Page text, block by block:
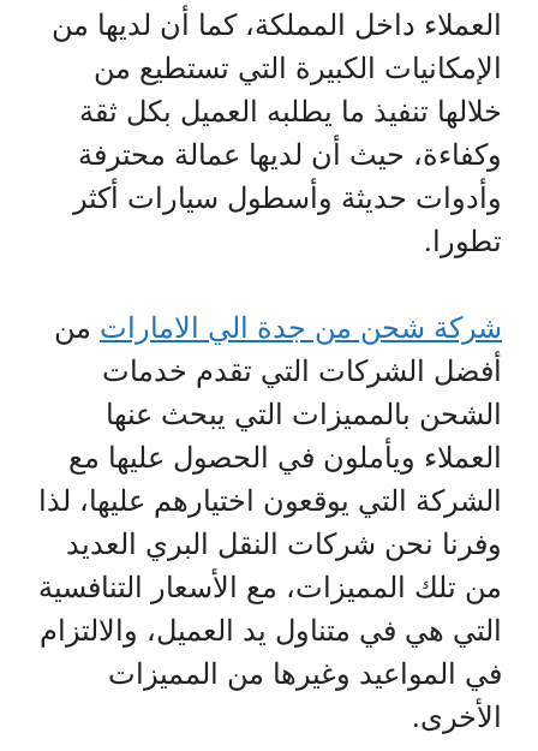
العملاء داخل المملكة، كما أن لديها من
الإمكانيات الكبيرة التي تستطيع من
خلالها تنفيذ ما يطلبه العميل بكل ثقة
وكفاءة، حيث أن لديها عمالة محترفة
وأدوات حديثة وأسطول سيارات أكثر
تطورا.
شركة شحن من جدة الي الامارات من
أفضل الشركات التي تقدم خدمات
الشحن بالمميزات التي يبحث عنها
العملاء ويأملون في الحصول عليها مع
الشركة التي يوقعون اختيارهم عليها، لذا
وفرنا نحن شركات النقل البري العديد
من تلك المميزات، مع الأسعار التنافسية
التي هي في متناول يد العميل، والالتزام
في المواعيد وغيرها من المميزات
الأخرى.